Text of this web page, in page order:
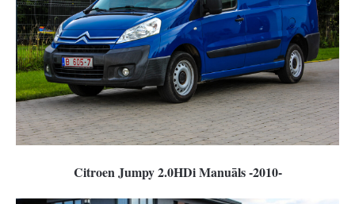
Citroen Jumpy 2.0HDi Manuāls -2010-